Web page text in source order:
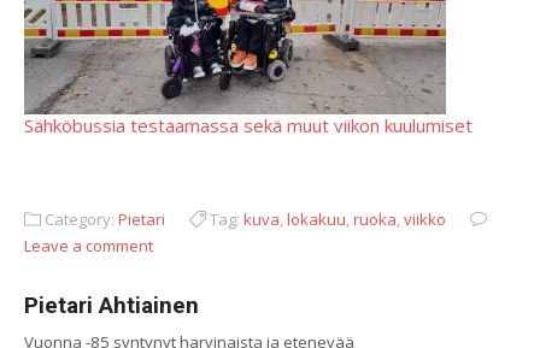
Sähköbussia testaamassa sekä muut viikon kuulumiset
Category: Pietari Tag: kuva,lokakuu,ruoka,viikko
Leave a comment
Pietari Ahtiainen
Vuonna -85 syntynyt harvinaista ja etenevää